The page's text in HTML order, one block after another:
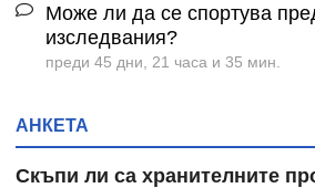
Може ли да се спортува
изследвания?
преди 45 дни, 21 часа и 35 мин.
АНКЕТА
Скъпи ли са хранителните